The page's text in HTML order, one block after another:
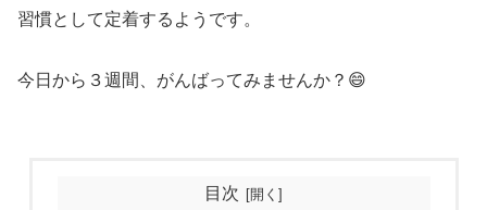
習慣として定着するようです。
今日から３週間、がんばってみませんか？😄
目次